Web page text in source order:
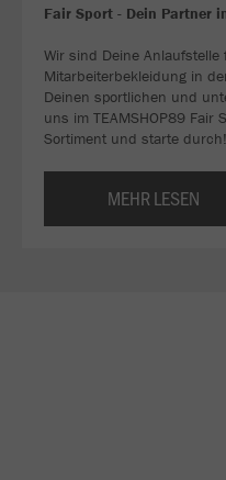
Fair Sport - Dein Partner
Wir sind Deine
Mitarbeiterbekleidung in
Deinen sportlichen und
uns im TEAMSHOP89 Fair
Sortiment und starte durch!
MEHR LESEN